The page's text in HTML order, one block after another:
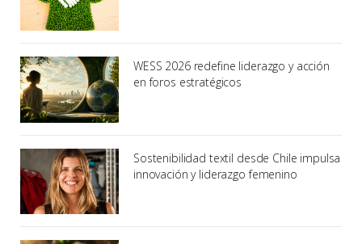
WESS 2026 redefine liderazgo y acción
en foros estratégicos
Sostenibilidad textil desde Chile impulsa
innovación y liderazgo femenino